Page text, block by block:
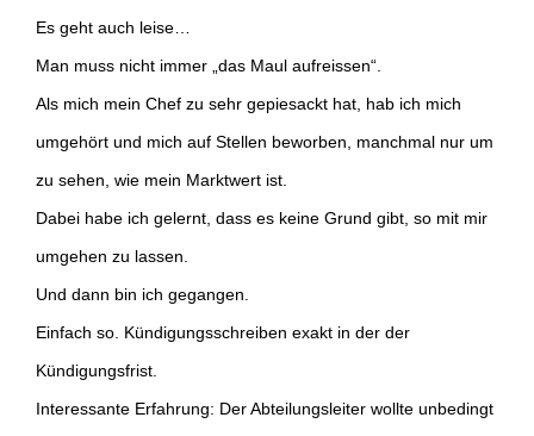
Es geht auch leise…
Man muss nicht immer „das Maul aufreissen“.
Als mich mein Chef zu sehr gepiesackt hat, hab ich mich
umgehört und mich auf Stellen beworben, manchmal nur um
zu sehen, wie mein Marktwert ist.
Dabei habe ich gelernt, dass es keine Grund gibt, so mit mir
umgehen zu lassen.
Und dann bin ich gegangen.
Einfach so. Kündigungsschreiben exakt in der der
Kündigungsfrist.
Interessante Erfahrung: Der Abteilungsleiter wollte unbedingt